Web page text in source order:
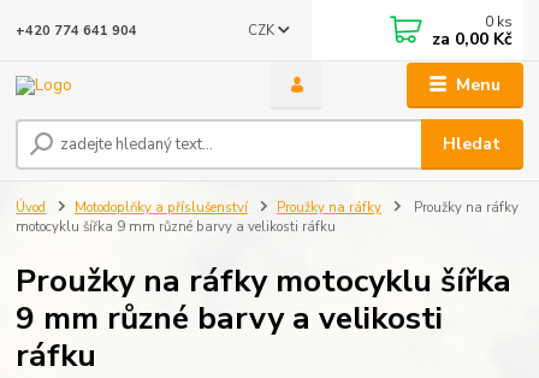
Menu
CZK
Hledat
+420 774 641 904 0 ks
za 0,00 Kč
Úvod Motodoplňky a příslušenství Proužky na ráfky
Proužky na ráfky
motocyklu šířka 9 mm různé barvy a velikosti ráfku
Proužky na ráfky motocyklu šířka
9 mm různé barvy a velikosti
ráfku